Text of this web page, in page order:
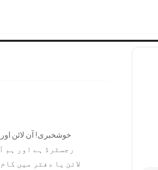
خوشخبری! آن لائن
لائن یا دفتر میں